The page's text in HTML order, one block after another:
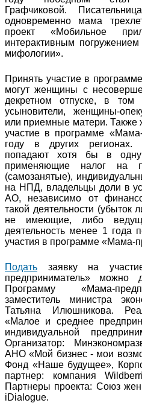
Графчиковой.
одновременно мама
проект «Мобильное
интерактивным
мифологии».
Принять участие в
могут женщины с
декретном отпуске, в
усыновители, женщины-
или приемные матери.
участие в программе
году в других
попадают хотя бы в одну
применяющие налог на
(самозанятые),
на НПД, владельцы доли в
АО, независимо от
такой деятельности
не имеющие, либо
деятельность менее 1
участия в программе «Мама-
Подать заявку на
предприниматель»
Программу «Мама-
заместитель министра
Татьяна Илюшникова.
«Малое и среднее
индивидуальной
Организатор:
АНО «Мой бизнес - мои
Фонд «Наше будущее»,
партнер: компания
Партнеры проекта: Союз
iDialogue.